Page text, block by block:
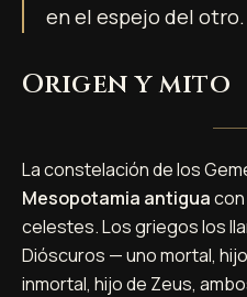
en el espejo del otro.
Origen y mito
La constelación de los
Mesopotamia antigua
celestes. Los griegos los
Dióscuros — uno mortal,
inmortal, hijo de Zeus,